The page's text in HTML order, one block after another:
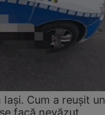
Cum a reușit un
facă nevăzut